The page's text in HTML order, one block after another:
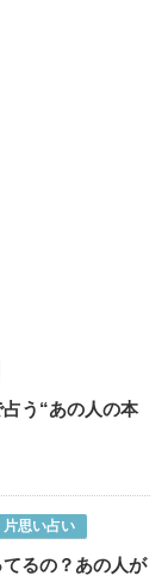
占う“あの人の本
片思い占い
てるの？あの人が